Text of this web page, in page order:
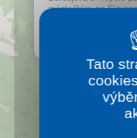
Kontakt
městečkům na
blahodárné působí na
Tato